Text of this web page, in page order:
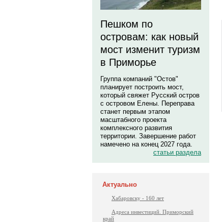
Пешком по
островам: как новый
мост изменит туризм
в Приморье
Группа компаний "Остов"
планирует построить мост,
который свяжет Русский остров
с островом Елены. Переправа
станет первым этапом
масштабного проекта
комплексного развития
территории. Завершение работ
намечено на конец 2027 года.
статьи раздела
Актуально
Хабаровску - 160 лет
Адреса инвестиций. Приморский
край